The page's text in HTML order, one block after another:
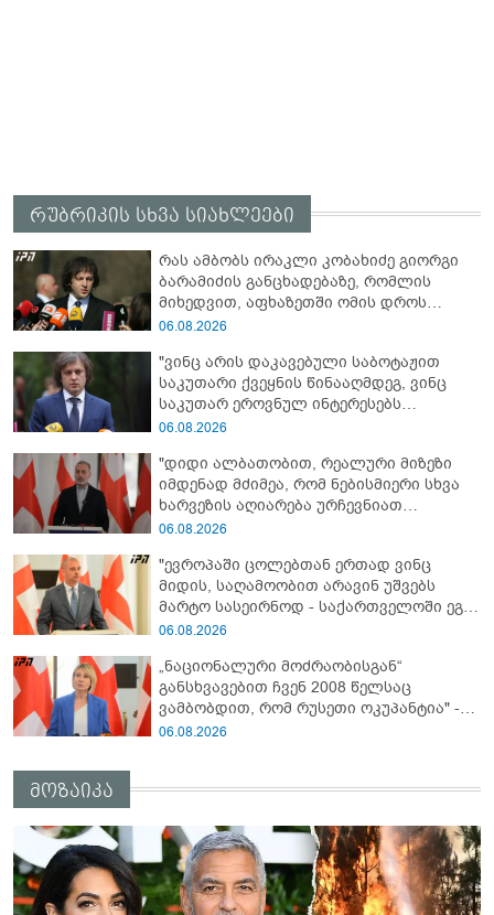
რუბრიკის სხვა სიახლეები
რას ამბობს ირაკლი კობახიძე გიორგი
ბარამიძის განცხადებაზე, რომლის
მიხედვით, აფხაზეთში ომის დროს
„ჩვენებს ტყვეები არ აჰყავდათ"
06.08.2026
"ვინც არის დაკავებული საბოტაჟით
საკუთარი ქვეყნის წინააღმდეგ, ვინც
საკუთარ ეროვნულ ინტერესებს
უპირისპირდება, ყველამ უნდა იცოდეს,
ირაკლი კობახიძე
06.08.2026
"დიდი ალბათობით, რეალური მიზეზი
იმდენად მძიმეა, რომ ნებისმიერი სხვა
ხარვეზის აღიარება ურჩევნიათ
ნამდვილი მიზეზის გამოაშკარავებას" -
გათიშვაზე
06.08.2026
"ევროპაში ცოლებთან ერთად ვინც
მიდის, საღამოობით არავინ უშვებს
მარტო სასეირნოდ - საქართველოში ეგ
პრობლემა არ არის!" - ლევან
06.08.2026
„ნაციონალური მოძრაობისგან“
განსხვავებით ჩვენ 2008 წელსაც
ვამბობდით, რომ რუსეთი ოკუპანტია" -
ნინო წილოსანი
06.08.2026
მოზაიკა